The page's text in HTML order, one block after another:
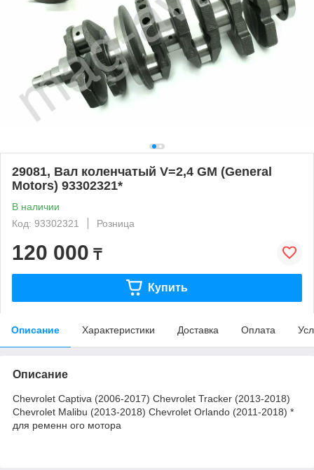
29081, Вал коленчатый V=2,4 GM (General
Motors) 93302321*
В наличии
Код: 93302321
Розница
120 000 ₸
Купить
Описание Характеристики Доставка Оплата
Описание
Chevrolet Captiva (2006-2017) Chevrolet Tracker (2013-2018)
Chevrolet Malibu (2013-2018) Chevrolet Orlando (2011-2018) *
для ременн ого мотора